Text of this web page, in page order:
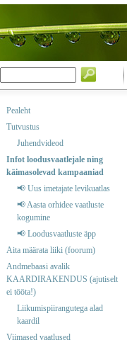
Pealeht
Tutvustus
Juhendvideod
Infot loodusvaatlejale ning
käimasolevad kampaaniad
📢 Uus imetajate levikuatlas
📢 Aasta orhidee vaatluste
kogumine
📢 Loodusvaatluste äpp
Aita määrata liiki (foorum)
Andmebaasi avalik
KAARDIRAKENDUS (ajutiselt
ei tööta!)
Liikumispiirangutega alad
kaardil
Viimased vaatlused